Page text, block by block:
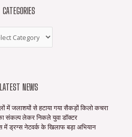
CATEGORIES
LATEST NEWS
में जलाशयों से हटाया गया सैकड़ों किलो कचरा
संकल्प लेकर निकले युवा डॉक्टर
में ड्रग्स नेटवर्क के खिलाफ बड़ा अभियान